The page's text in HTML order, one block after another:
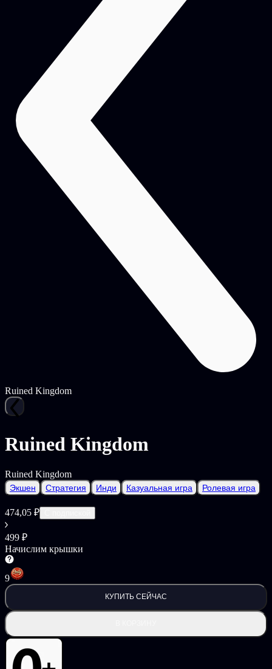
Ruined Kingdom
Ruined Kingdom
Ruined Kingdom
Экшен Стратегия Инди Казуальная игра Ролевая игра
474,05 ₽
499 ₽
Начислим крышки
9
КУПИТЬ СЕЙЧАС